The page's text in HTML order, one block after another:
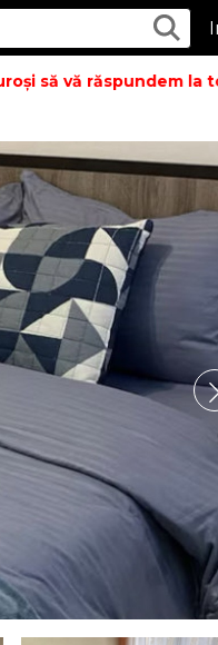
să vă răspundem la